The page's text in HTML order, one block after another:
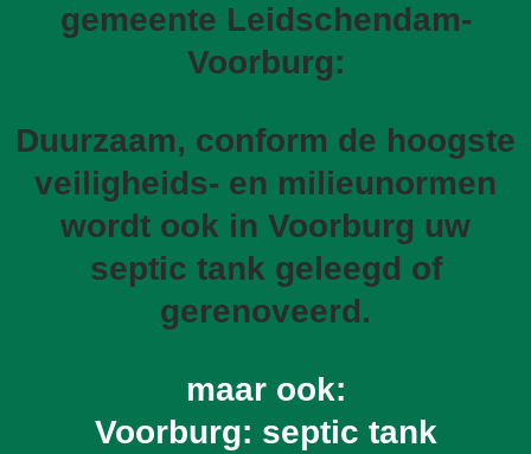
gemeente Leidschendam-
Voorburg:
Duurzaam, conform de hoogste
veiligheids- en milieunormen
wordt ook in Voorburg uw
septic tank geleegd of
gerenoveerd.
maar ook:
Voorburg: septic tank